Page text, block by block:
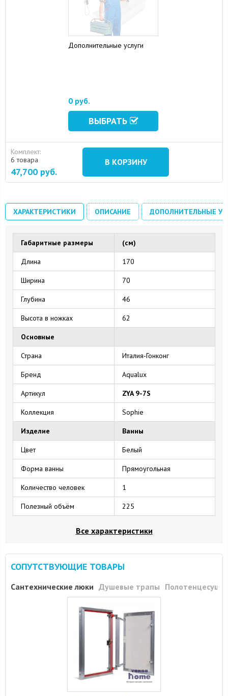
Дополнительные услуги
0 руб.
ВЫБРАТЬ
Комплект:
6 товара
47,700 руб.
В КОРЗИНУ
ХАРАКТЕРИСТИКИ ОПИСАНИЕ ДОПОЛНИТЕЛЬНЫЕ
Габаритные размеры (см)
Длина 170
Ширина 70
Глубина 46
Высота в ножках 62
Основные
Страна Италия-Гонконг
Бренд Aqualux
Артикул ZYA 9-7S
Коллекция Sophie
Изделие Ванны
Цвет Белый
Форма ванны Прямоугольная
Количество человек 1
Полезный объём 225
Все характеристики
СОПУТСТВУЮЩИЕ ТОВАРЫ
Сантехнические люки Душевые трапы